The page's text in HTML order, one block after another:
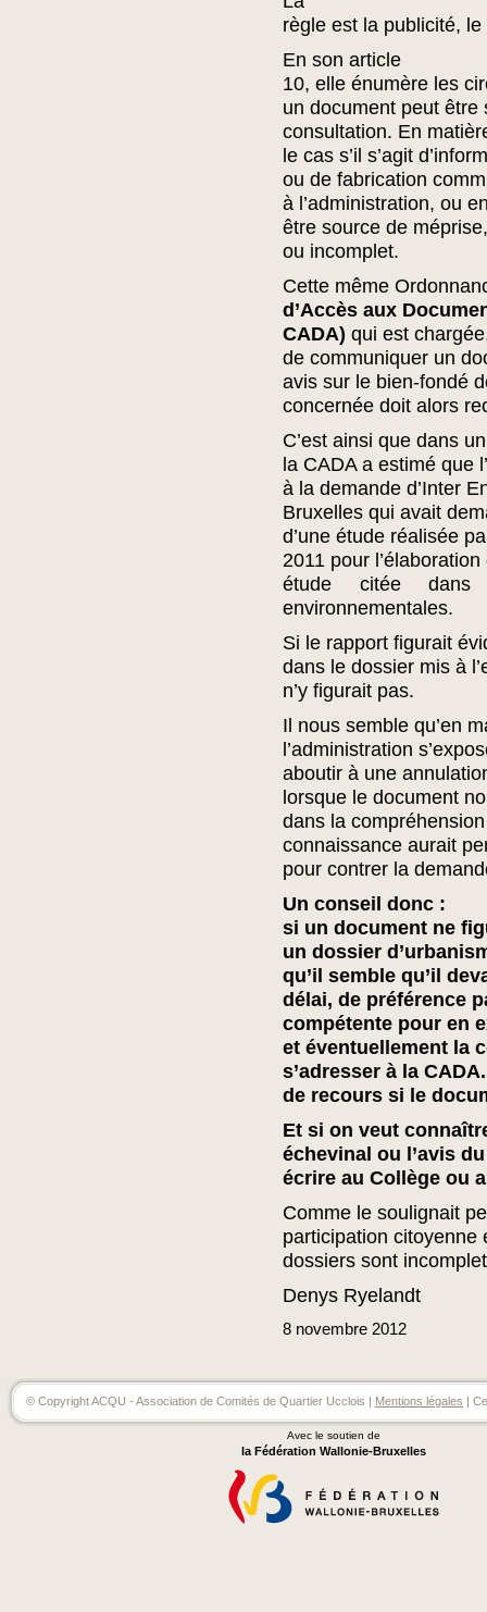
règle est la publicité, le
En son article
10, elle énumère les
un document peut être
consultation. En
le cas s’il s’agit
ou de fabrication
à l’administration, ou
être source de
ou incomplet.
Cette même
d’Accès aux
CADA) qui est
de communiquer un
avis sur le bien-fondé
concernée doit alors
C’est ainsi que dans
la CADA a estimé que
à la demande d’Inter
Bruxelles qui avait
d’une étude réalisée
2011 pour
étude citée
environnementales.
Si le rapport figurait
dans le dossier mis à
n’y figurait pas.
Il nous semble qu’en
l’administration
aboutir à une
lorsque le document
dans la
connaissance aurait
pour contrer la
Un conseil donc :
si un document ne
un dossier
qu’il semble qu’il
délai, de préférence
compétente pour en
et éventuellement la
s’adresser à la
de recours si le
Et si on veut
échevinal ou l’avis
écrire au Collège ou
Comme le soulignait
participation citoyenne
dossiers sont
Denys Ryelandt
8 novembre 2012
© Copyright ACQU - Association de Comités de Quartier Ucclois | Mentions légales |
Avec le soutien de
la Fédération Wallonie-Bruxelles